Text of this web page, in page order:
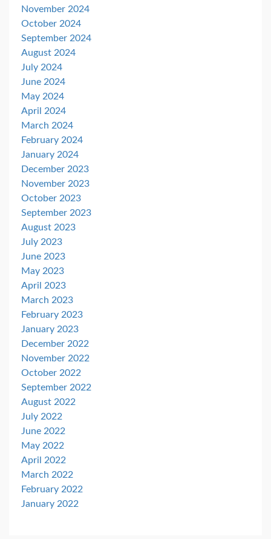
November 2024
October 2024
September 2024
August 2024
July 2024
June 2024
May 2024
April 2024
March 2024
February 2024
January 2024
December 2023
November 2023
October 2023
September 2023
August 2023
July 2023
June 2023
May 2023
April 2023
March 2023
February 2023
January 2023
December 2022
November 2022
October 2022
September 2022
August 2022
July 2022
June 2022
May 2022
April 2022
March 2022
February 2022
January 2022